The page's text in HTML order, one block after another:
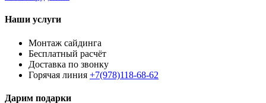
Наши услуги
Монтаж сайдинга
Бесплатный расчёт
Доставка по звонку
Горячая линия +7(978)118-68-62
Дарим подарки